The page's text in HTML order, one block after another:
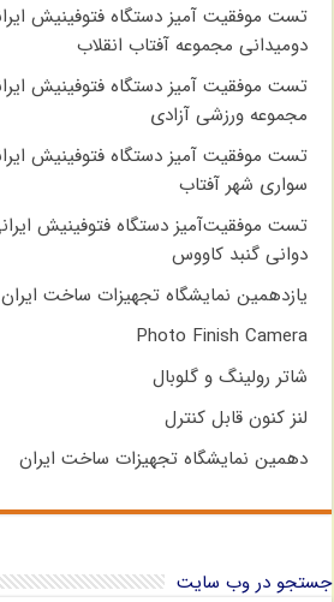
تست موفقیت آمیز دستگاه فتوفینیش
دومیدانی مجموعه آفتاب انقلاب
تست موفقیت آمیز دستگاه فتوفینیش
مجموعه ورزشی آزادی
تست موفقیت آمیز دستگاه فتوفینیش
سواری شهر آفتاب
تست موفقیت‌آمیز دستگاه فتوفینیش
دوانی گنبد کاووس
یازدهمین نمایشگاه تجهیزات ساخت ایران
Photo Finish Camera
شاتر رولینگ و گلوبال
لنز کنون قابل کنترل
دهمین نمایشگاه تجهیزات ساخت ایران
جستجو در وب سایت